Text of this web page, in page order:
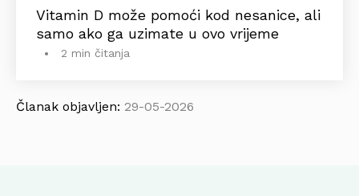
Vitamin D može pomoći kod nesanice, ali
samo ako ga uzimate u ovo vrijeme
2 min čitanja
Članak objavljen: 29-05-2026